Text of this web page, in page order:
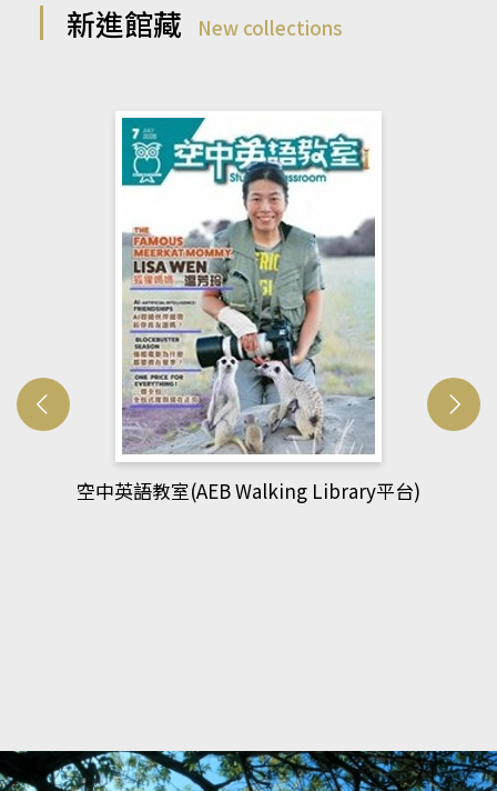
新進館藏 New collections
網管人(kono平台)